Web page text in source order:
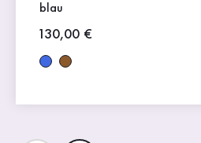
blau
Neuer Preis
130,00 €